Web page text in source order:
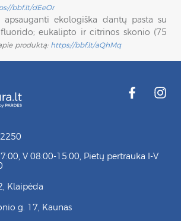
bbf.lt/dEeOr
apsauganti ekologiška dantų pasta su
eukalipto ir citrinos skonio (75
produktą: https://bbf.lt/aQhMq
V 08:00-15:00, Pietų pertrauka I-V
Klaipėda
g. 17, Kaunas